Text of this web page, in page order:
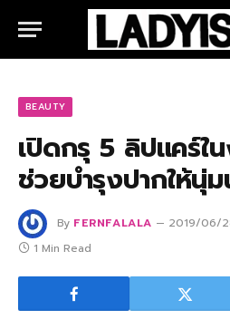
BEAUTY
เปิดกรุ 5 ลิปแคร์ใ
ช่วยบำรุงปากให้นุ่
By FERNFALALA 2019/06/
1 Min Read